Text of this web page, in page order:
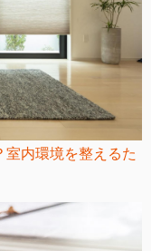
内環境を整えるた